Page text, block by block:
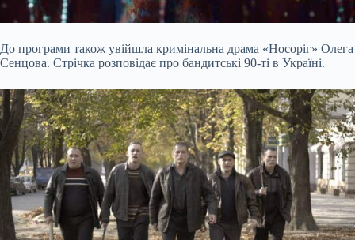
До програми також увійшла кримінальна драма «Носоріг» Олега
Сенцова. Стрічка розповідає про бандитські 90-ті в Україні.